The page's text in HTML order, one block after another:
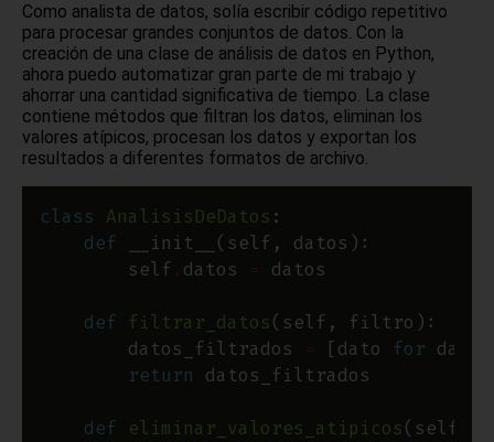
Como analista de datos, solía escribir código repetitivo
para procesar grandes conjuntos de datos. Con la
creación de una clase de análisis de datos en Python,
ahora puedo automatizar gran parte de mi trabajo y
ahorrar una cantidad significativa de tiempo. La clase
contiene métodos que filtran los datos, eliminan los
valores atípicos, procesan los datos y exportan los
resultados a diferentes formatos de archivo.
class AnalisisDeDatos
def
        self
. datos =
def filtrar_datos
        datos_filtrados
= [dato for dato
return
def eliminar_valores_atipicos